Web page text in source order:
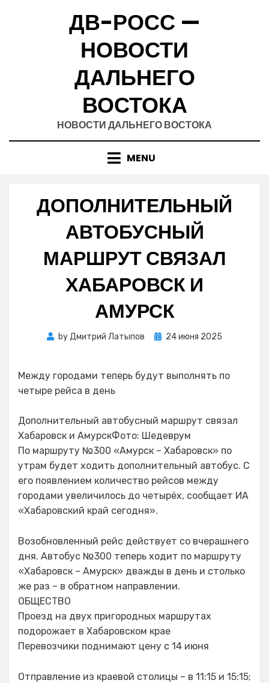
ДВ-РОСС —
НОВОСТИ
ДАЛЬНЕГО
ВОСТОКА
НОВОСТИ ДАЛЬНЕГО ВОСТОКА
MENU
ДОПОЛНИТЕЛЬНЫЙ
АВТОБУСНЫЙ
МАРШРУТ СВЯЗАЛ
ХАБАРОВСК И
АМУРСК
byДмитрий Латыпов
Posted
24 июня 2025
Между городами теперь будут выполнять по
четыре рейса в день
Дополнительный автобусный маршрут связал
Хабаровск и АмурскФото: Шедеврум
По маршруту №300 «Амурск – Хабаровск» по
утрам будет ходить дополнительный автобус. С
его появлением количество рейсов между
городами увеличилось до четырёх, сообщает ИА
«Хабаровский край сегодня».
Возобновленный рейс действует со вчерашнего
дня. Автобус №300 теперь ходит по маршруту
«Хабаровск – Амурск» дважды в день и столько
же раз – в обратном направлении.
ОБЩЕСТВО
Проезд на двух пригородных маршрутах
подорожает в Хабаровском крае
Перевозчики поднимают цену с 14 июня
Отправление из краевой столицы – в 11:15 и 15:15;